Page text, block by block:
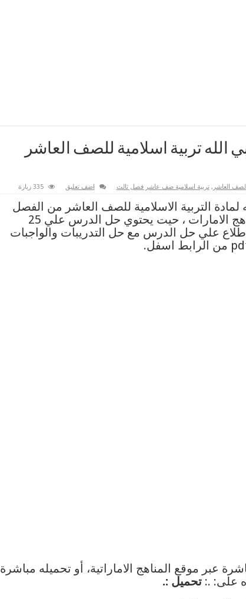
تربية اسلامية للصف العاشر
العاشر ,تربية اسلامية صف عاشر فصل ثالث اضف تعليق 335 زيارة
التربية الاسلامية للصف العاشر من الفصل
الدراسي الثالث وفق مناهج الامارات ، حيت يحتوي حل الدرس علي 25
علي حل الدرس مع حل التدريبات والواجبات
عبر موقع المناهج الاماراتية، أو تحميله مباشرة
تحميل :.